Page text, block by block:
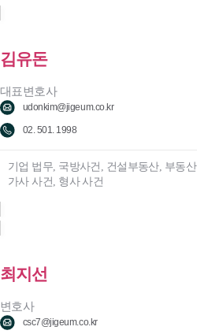
김유돈
대표변호사
udonkim@jigeum.co.kr
02. 501. 1998
기업 법무, 국방사건, 건설부동산, 부동
가사 사건, 형사 사건
최지선
변호사
csc7@jigeum.co.kr